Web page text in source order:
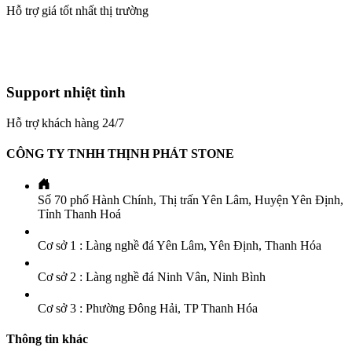
Hỗ trợ giá tốt nhất thị trường
Support nhiệt tình
Hỗ trợ khách hàng 24/7
CÔNG TY TNHH THỊNH PHÁT STONE
Số 70 phố Hành Chính, Thị trấn Yên Lâm, Huyện Yên Định,
Tỉnh Thanh Hoá
Cơ sở 1 : Làng nghề đá Yên Lâm, Yên Định, Thanh Hóa
Cơ sở 2 : Làng nghề đá Ninh Vân, Ninh Bình
Cơ sở 3 : Phường Đông Hải, TP Thanh Hóa
Thông tin khác